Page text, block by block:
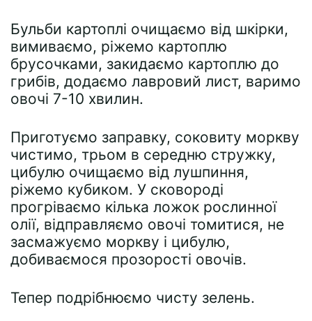
Бульби картоплі очищаємо від шкірки,
вимиваємо, ріжемо картоплю
брусочками, закидаємо картоплю до
грибів, додаємо лавровий лист, варимо
овочі 7-10 хвилин.
Приготуємо заправку, соковиту моркву
чистимо, трьом в середню стружку,
цибулю очищаємо від лушпиння,
ріжемо кубиком. У сковороді
прогріваємо кілька ложок рослинної
олії, відправляємо овочі томитися, не
засмажуємо моркву і цибулю,
добиваємося прозорості овочів.
Тепер подрібнюємо чисту зелень.